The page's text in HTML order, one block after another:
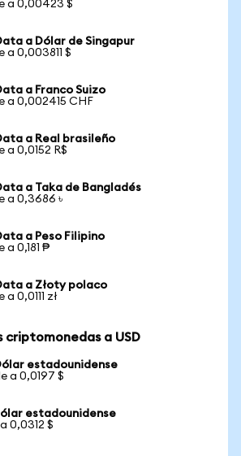
a 0,00423 $
a Dólar de Singapur
a 0,003811 $
a Franco Suizo
a 0,002415 CHF
a Real brasileño
a 0,0152 R$
a Taka de Bangladés
a 0,3686 ৳
a Peso Filipino
a 0,181 ₱
a Złoty polaco
0,0111 zł
a USD
estadounidense
a 0,0197 $
estadounidense
0,0312 $